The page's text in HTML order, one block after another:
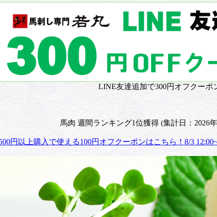
LINE友達追加で300円オフクーポ
馬肉 週間ランキング1位獲得 (集計日：2026
円以上購入で使える100円オフクーポンはこちら！8/3